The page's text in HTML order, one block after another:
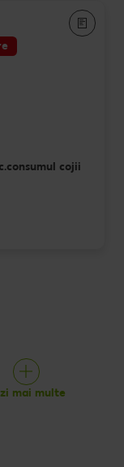
cojii
mai multe